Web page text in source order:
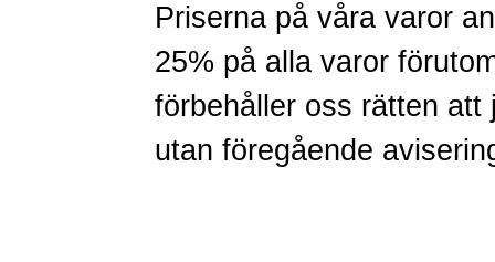
Priserna på våra varor
25% på alla varor
förbehåller oss rätten att
utan föregående